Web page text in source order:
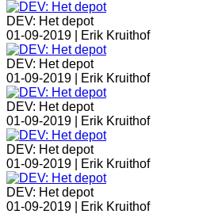
DEV: Het depot
01-09-2019 |
Erik Kruithof
DEV: Het depot
01-09-2019 |
Erik Kruithof
DEV: Het depot
01-09-2019 |
Erik Kruithof
DEV: Het depot
01-09-2019 |
Erik Kruithof
DEV: Het depot
01-09-2019 |
Erik Kruithof